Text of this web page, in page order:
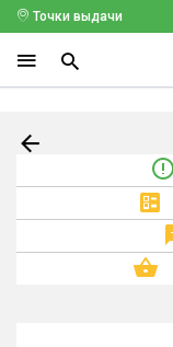
Точки выдачи